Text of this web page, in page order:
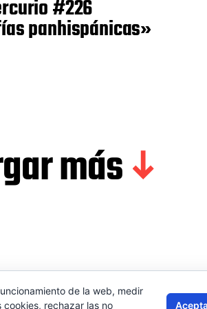
#226
panhispánicas»
más
de la web, medir
rechazar las no